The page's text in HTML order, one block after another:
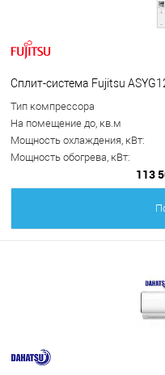
Сплит-система Fujitsu
Тип компрессора
На помещение до, кв.м
Мощность охлаждения, кВт:
Мощность обогрева, кВт:
113